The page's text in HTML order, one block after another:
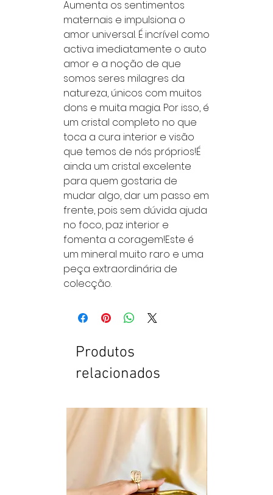
Aumenta os sentimentos
maternais e impulsiona o
amor universal. É incrível como
activa imediatamente o auto
amor e a noção de que
somos seres milagres da
natureza, únicos com muitos
dons e muita magia. Por isso, é
um cristal completo no que
toca a cura interior e visão
que temos de nós próprios!É
ainda um cristal excelente
para quem gostaria de
mudar algo, dar um passo em
frente, pois sem dúvida ajuda
no foco, paz interior e
fomenta a coragem!Este é
um mineral muito raro e uma
peça extraordinária de
colecção.
Produtos
relacionados